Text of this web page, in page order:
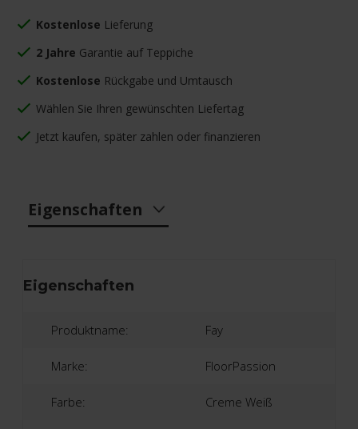
Kostenlose Lieferung
2 Jahre Garantie auf Teppiche
Kostenlose Rückgabe und Umtausch
Wählen Sie Ihren gewünschten Liefertag
Jetzt kaufen, später zahlen oder finanzieren
Eigenschaften
Eigenschaften
Produktname: Fay
Marke: FloorPassion
Farbe: Creme Weiß